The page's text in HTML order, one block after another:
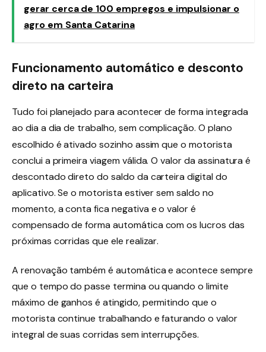
gerar cerca de 100 empregos e impulsionar o
agro em Santa Catarina
Funcionamento automático e desconto
direto na carteira
Tudo foi planejado para acontecer de forma integrada
ao dia a dia de trabalho, sem complicação. O plano
escolhido é ativado sozinho assim que o motorista
conclui a primeira viagem válida. O valor da assinatura é
descontado direto do saldo da carteira digital do
aplicativo. Se o motorista estiver sem saldo no
momento, a conta fica negativa e o valor é
compensado de forma automática com os lucros das
próximas corridas que ele realizar.
A renovação também é automática e acontece sempre
que o tempo do passe termina ou quando o limite
máximo de ganhos é atingido, permitindo que o
motorista continue trabalhando e faturando o valor
integral de suas corridas sem interrupções.